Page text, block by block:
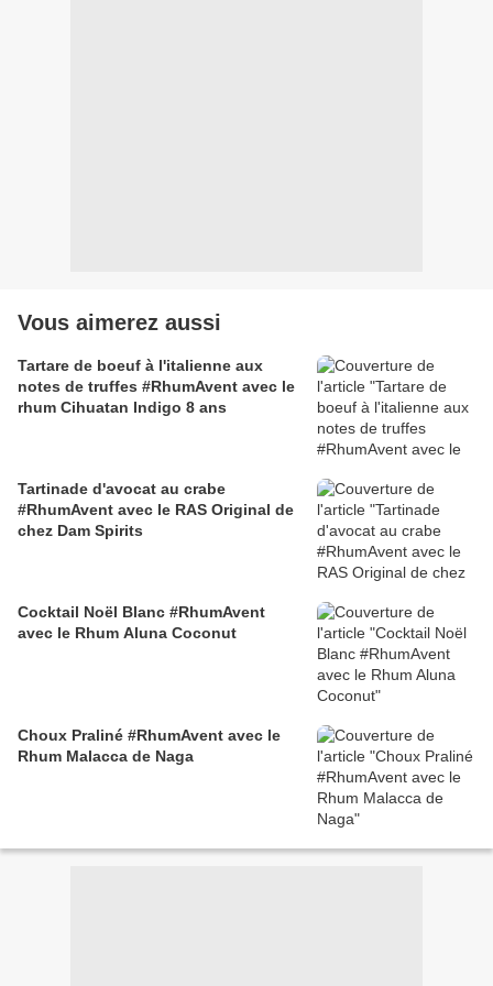
Vous aimerez aussi
Tartare de boeuf à l'italienne aux
notes de truffes #RhumAvent avec le
rhum Cihuatan Indigo 8 ans
Tartinade d'avocat au crabe
#RhumAvent avec le RAS Original de
chez Dam Spirits
Cocktail Noël Blanc #RhumAvent
avec le Rhum Aluna Coconut
Choux Praliné #RhumAvent avec le
Rhum Malacca de Naga